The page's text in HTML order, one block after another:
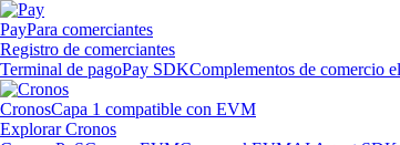
PayPara comerciantes
Registro de comerciantes
Terminal de pagoPay SDKComplementos de comercio
CronosCapa 1 compatible con EVM
Explorar Cronos